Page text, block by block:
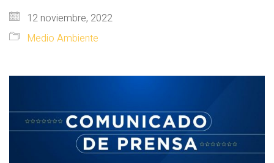
12 noviembre, 2022
Medio Ambiente